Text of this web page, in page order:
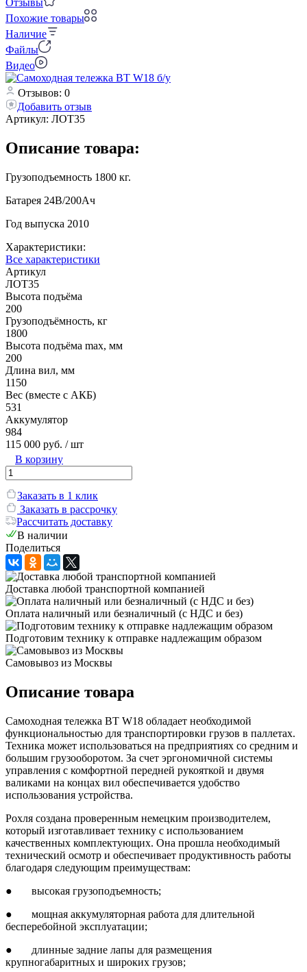
Похожие товары
Наличие
Файлы
Видео
Отзывов: 0
Добавить отзыв
Артикул: ЛОТ35
Описание товара:
Грузоподъемность 1800 кг.
Батарея 24В/200Ач
Год выпуска 2010
Характеристики:
Все характеристики
Артикул
ЛОТ35
Высота подъёма
200
Грузоподъёмность, кг
1800
Высота подъёма max, мм
200
Длина вил, мм
1150
Вес (вместе с АКБ)
531
Аккумулятор
984
115 000 руб. / шт
В корзину
Заказать в 1 клик
Заказать в рассрочку
Рассчитать доставку
В наличии
Поделиться
Доставка любой транспортной компанией
Оплата наличный или безналичный (с НДС и без)
Подготовим технику к отправке надлежащим образом
Самовывоз из Москвы
Описание товара
Самоходная тележка BT W18 обладает необходимой
функциональностью для транспортировки грузов в паллетах.
Техника может использоваться на предприятиях со средним и
большим грузооборотом. За счет эргономичной системы
управления с комфортной передней рукояткой и двумя
валиками на концах вил обеспечивается удобство
использования устройства.
Рохля создана проверенным немецким производителем,
который изготавливает технику с использованием
качественных комплектующих. Она прошла необходимый
технический осмотр и обеспечивает продуктивность работы
благодаря следующим преимуществам:
● высокая грузоподъемность;
● мощная аккумуляторная работа для длительной
бесперебойной эксплуатации;
● длинные задние лапы для размещения
крупногабаритных и широких грузов;